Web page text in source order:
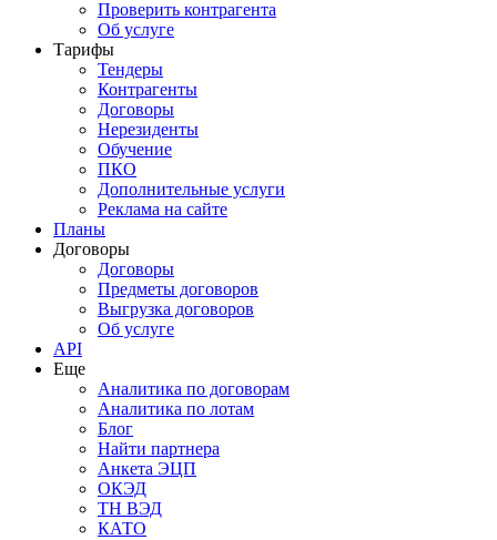
Проверить контрагента
Об услуге
Тарифы
Тендеры
Контрагенты
Договоры
Нерезиденты
Обучение
ПКО
Дополнительные услуги
Реклама на сайте
Планы
Договоры
Договоры
Предметы договоров
Выгрузка договоров
Об услуге
API
Еще
Аналитика по договорам
Аналитика по лотам
Блог
Найти партнера
Анкета ЭЦП
ОКЭД
ТН ВЭД
КАТО